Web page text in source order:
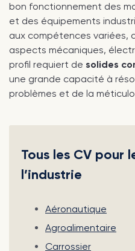
bon fonctionnement des
et des équipements
aux compétences variées,
aspects mécaniques,
profil requiert de solides
une grande capacité à
problèmes et de la
Tous les CV pour
l’industrie
Aéronautique
Agroalimentaire
Carrossier